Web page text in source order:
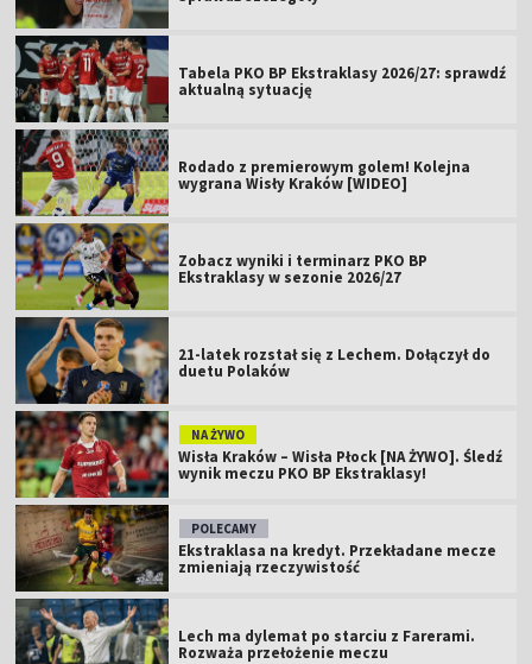
Tabela PKO BP Ekstraklasy 2026/27: sprawdź
aktualną sytuację
Rodado z premierowym golem! Kolejna
wygrana Wisły Kraków [WIDEO]
Zobacz wyniki i terminarz PKO BP
Ekstraklasy w sezonie 2026/27
21-latek rozstał się z Lechem. Dołączył do
duetu Polaków
NA ŻYWO
Wisła Kraków – Wisła Płock [NA ŻYWO]. Śledź
wynik meczu PKO BP Ekstraklasy!
POLECAMY
Ekstraklasa na kredyt. Przekładane mecze
zmieniają rzeczywistość
Lech ma dylemat po starciu z Farerami.
Rozważa przełożenie meczu